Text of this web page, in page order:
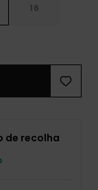
16
de recolha